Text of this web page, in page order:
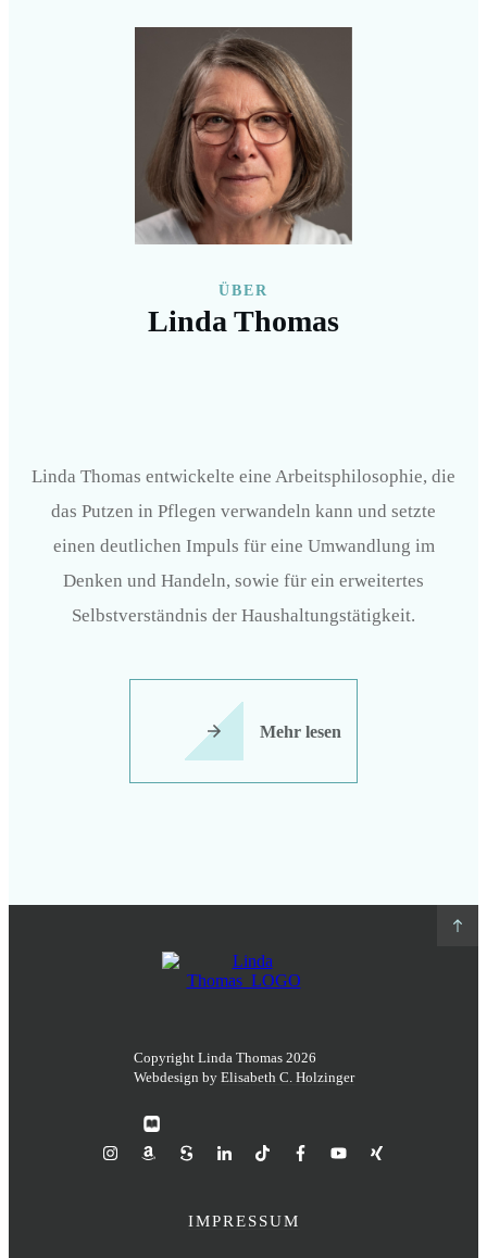
ÜBER
Linda Thomas
Linda Thomas entwickelte eine Arbeitsphilosophie, die
das Putzen in Pflegen verwandeln kann und setzte
einen deutlichen Impuls für eine Umwandlung im
Denken und Handeln, sowie für ein erweitertes
Selbstverständnis der Haushaltungstätigkeit.
Mehr lesen
Copyright Linda Thomas 2026
Webdesign by Elisabeth C. Holzinger
IMPRESSUM